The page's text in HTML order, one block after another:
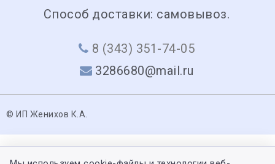
Способ доставки: самовывоз.
8 (343) 351-74-05
3286680@mail.ru
© ИП Женихов К.А.